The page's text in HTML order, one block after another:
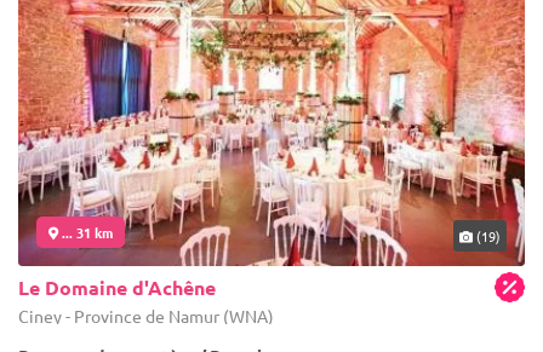
... 31 km (19)
Le Domaine d'Achêne
Ciney - Province de Namur (WNA)